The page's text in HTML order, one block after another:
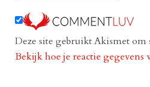
Deze site gebruikt Akismet om
Bekijk hoe je reactie gegevens